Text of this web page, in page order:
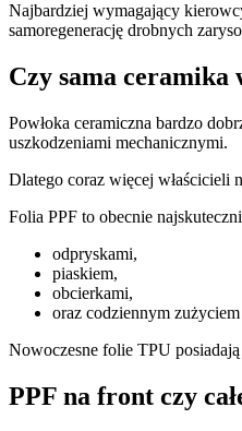
Najbardziej wymagający
samoregenerację drobnych
Czy sama ceramika
Powłoka ceramiczna bardzo
uszkodzeniami mechanicznymi.
Dlatego coraz więcej właścicieli
Folia PPF to obecnie
odpryskami,
piaskiem,
obcierkami,
oraz codziennym zużyciem
Nowoczesne folie TPU
PPF na front czy